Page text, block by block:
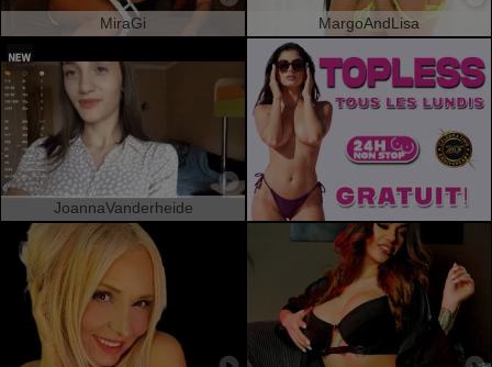
MiraGi MargoAndLisa
JoannaVanderheide